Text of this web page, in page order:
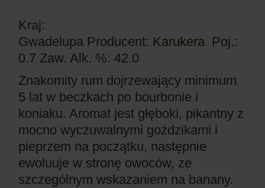
Kraj:
Gwadelupa Producent: Karukera Poj.:
0.7 Zaw. Alk. %: 42.0
Znakomity rum dojrzewający minimum
5 lat w beczkach po bourbonie i
koniaku. Aromat jest głęboki, pikantny z
mocno wyczuwalnymi goździkami i
pieprzem na początku, następnie
ewoluuje w stronę owoców, ze
szczególnym wskazaniem na banany.